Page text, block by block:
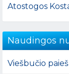
Atostogos
Naudingos
Viešbučio